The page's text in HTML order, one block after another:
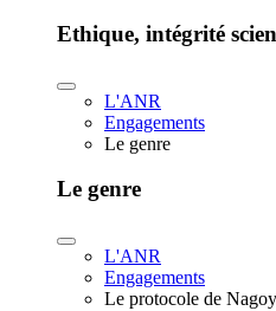
Ethique, intégrité
L'ANR
Engagements
Le genre
Le genre
L'ANR
Engagements
Le protocole de